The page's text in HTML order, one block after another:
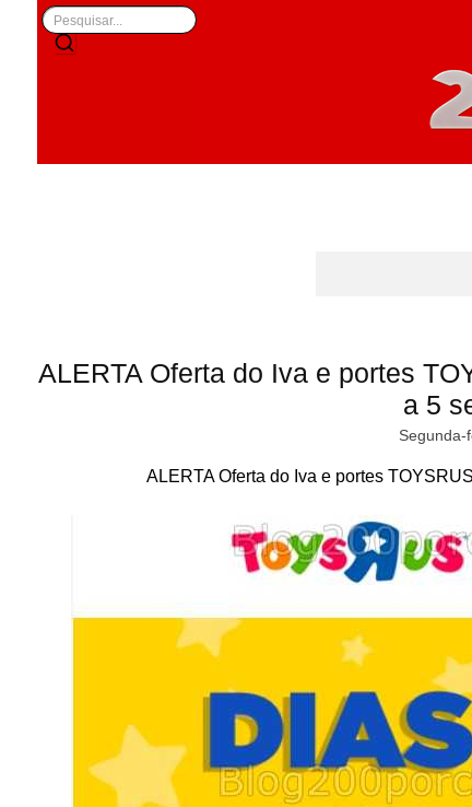
ALERTA Oferta do Iva e portes
a 5
Segunda-
ALERTA Oferta do Iva e portes